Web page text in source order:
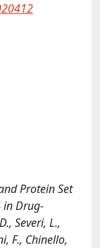
Protein Set
in Drug-
Severi, L.,
F., Chinello,